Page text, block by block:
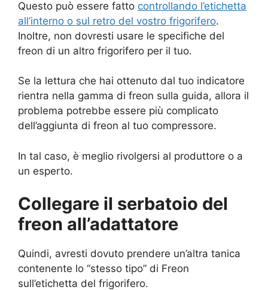
Questo può essere fatto controllando l’etichetta
all’interno o sul retro del vostro frigorifero.
Inoltre, non dovresti usare le specifiche del
freon di un altro frigorifero per il tuo.
Se la lettura che hai ottenuto dal tuo indicatore
rientra nella gamma di freon sulla guida, allora il
problema potrebbe essere più complicato
dell’aggiunta di freon al tuo compressore.
In tal caso, è meglio rivolgersi al produttore o a
un esperto.
Collegare il serbatoio del
freon all’adattatore
Quindi, avresti dovuto prendere un’altra tanica
contenente lo “stesso tipo” di Freon
sull’etichetta del frigorifero.